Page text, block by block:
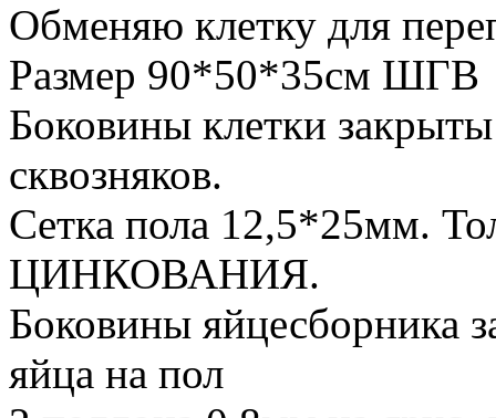
Обменяю клетку для
Размер 90*50*35см ШГВ
Боковины клетки
сквозняков.
Сетка пола 12,5*25мм.
ЦИНКОВАНИЯ.
Боковины яйцесборника
яйца на пол